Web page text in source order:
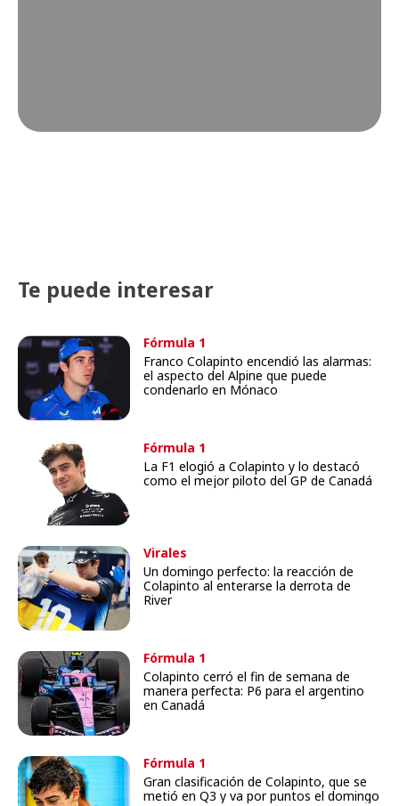
Te puede interesar
Fórmula 1
Franco Colapinto encendió las alarmas:
el aspecto del Alpine que puede
condenarlo en Mónaco
Fórmula 1
La F1 elogió a Colapinto y lo destacó
como el mejor piloto del GP de Canadá
Virales
Un domingo perfecto: la reacción de
Colapinto al enterarse la derrota de
River
Fórmula 1
Colapinto cerró el fin de semana de
manera perfecta: P6 para el argentino
en Canadá
Fórmula 1
Gran clasificación de Colapinto, que se
metió en Q3 y va por puntos el domingo